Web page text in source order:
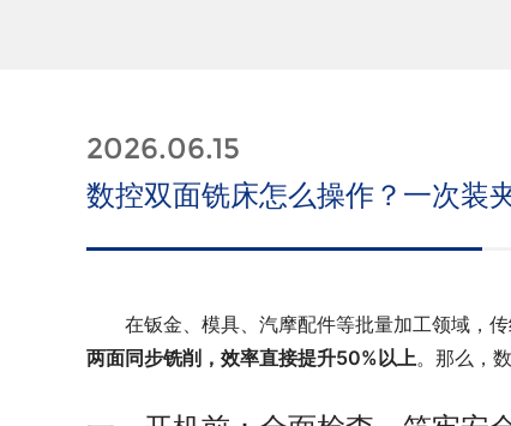
2026.06.15
数控双面铣床怎么操作？一次装
在钣金、模具、汽摩配件等批量加工领域，
两面同步铣削，效率直接提升50%以上。那么，